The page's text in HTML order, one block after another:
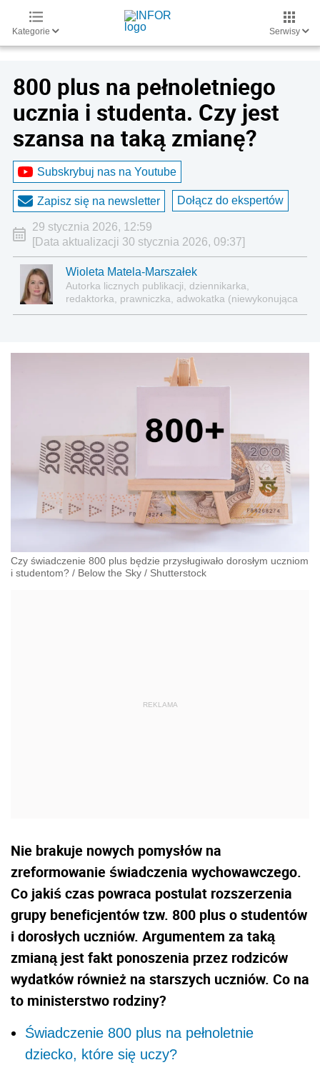
Kategorie Serwisy
800 plus na pełnoletniego
ucznia i studenta. Czy jest
szansa na taką zmianę?
Subskrybuj nas na Youtube
Zapisz się na newsletter Dołącz do ekspertów
29 stycznia 2026, 12:59
[Data aktualizacji 30 stycznia 2026, 09:37]
Wioleta Matela-Marszałek
Autorka licznych publikacji, dziennikarka,
redaktorka, prawniczka, adwokatka (niewykonująca
Czy świadczenie 800 plus będzie przysługiwało dorosłym uczniom
i studentom? / Below the Sky / Shutterstock
Nie brakuje nowych pomysłów na
zreformowanie świadczenia wychowawczego.
Co jakiś czas powraca postulat rozszerzenia
grupy beneficjentów tzw. 800 plus o studentów
i dorosłych uczniów. Argumentem za taką
zmianą jest fakt ponoszenia przez rodziców
wydatków również na starszych uczniów. Co na
to ministerstwo rodziny?
Świadczenie 800 plus na pełnoletnie
dziecko, które się uczy?